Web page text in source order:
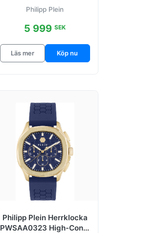
Philipp Plein
5 999SEK
Läs mer Köp nu
Philipp Plein Herrklocka
PWSAA0323 High-Conic